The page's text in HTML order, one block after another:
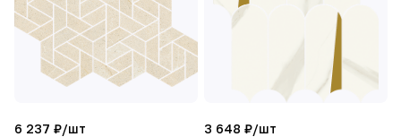
6 237 ₽/шт
3 648 ₽/шт